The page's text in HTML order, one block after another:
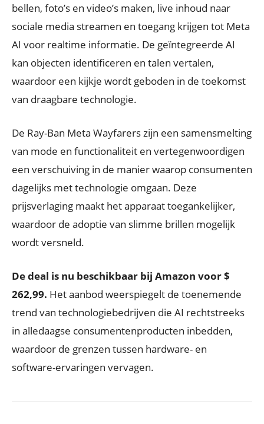
bellen, foto’s en video’s maken, live inhoud naar
sociale media streamen en toegang krijgen tot Meta
AI voor realtime informatie. De geïntegreerde AI
kan objecten identificeren en talen vertalen,
waardoor een kijkje wordt geboden in de toekomst
van draagbare technologie.
De Ray-Ban Meta Wayfarers zijn een samensmelting
van mode en functionaliteit en vertegenwoordigen
een verschuiving in de manier waarop consumenten
dagelijks met technologie omgaan. Deze
prijsverlaging maakt het apparaat toegankelijker,
waardoor de adoptie van slimme brillen mogelijk
wordt versneld.
De deal is nu beschikbaar bij Amazon voor $
262,99. Het aanbod weerspiegelt de toenemende
trend van technologiebedrijven die AI rechtstreeks
in alledaagse consumentenproducten inbedden,
waardoor de grenzen tussen hardware- en
software-ervaringen vervagen.